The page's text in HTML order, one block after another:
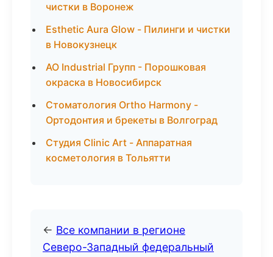
чистки в Воронеж
Esthetic Aura Glow - Пилинги и чистки
в Новокузнецк
АО Industrial Групп - Порошковая
окраска в Новосибирск
Стоматология Ortho Harmony -
Ортодонтия и брекеты в Волгоград
Студия Clinic Art - Аппаратная
косметология в Тольятти
← Все компании в регионе
Северо-Западный федеральный